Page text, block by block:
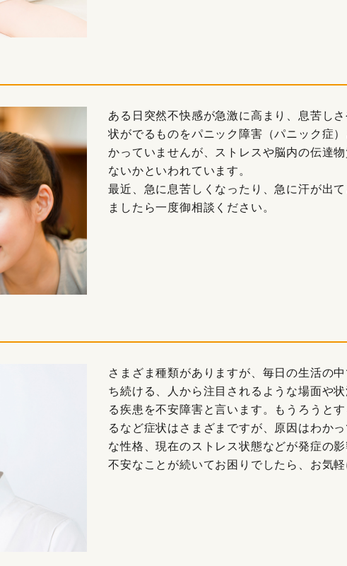
ある日突然不快感が急激に高まり、息苦し
状がでるものをパニック障害（パニック症
かっていませんが、ストレスや脳内の伝達
ないかといわれています。
最近、急に息苦しくなったり、急に汗が出
ましたら一度御相談ください。
さまざま種類がありますが、毎日の生活の
ち続ける、人から注目されるような場面や
る疾患を不安障害と言います。もうろうと
るなど症状はさまざまですが、原因はわか
な性格、現在のストレス状態などが発症の影
不安なことが続いてお困りでしたら、お気軽